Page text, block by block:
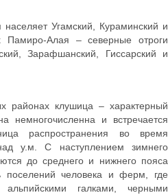
Угамский, Кураминский и
Памиро-Алая – северные отроги
Зарафшанский, Гиссарский и
районах клушица – характерный
немногочисленна и встречается
распространения во время
у.м. С наступлением зимнего
до среднего и нижнего пояса
поселений человека и ферм, где
галками, черными